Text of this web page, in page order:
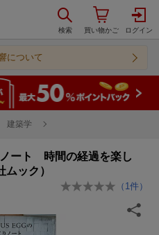
について
建築学
ート 時間の経過を楽し
ック）
（ 1 件）